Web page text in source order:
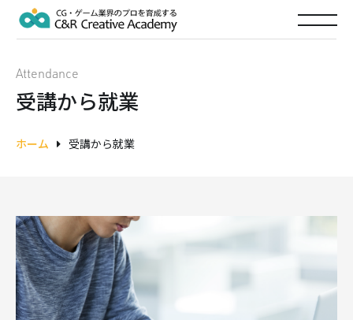
Attendance
受講から就業
ホーム 受講から就業